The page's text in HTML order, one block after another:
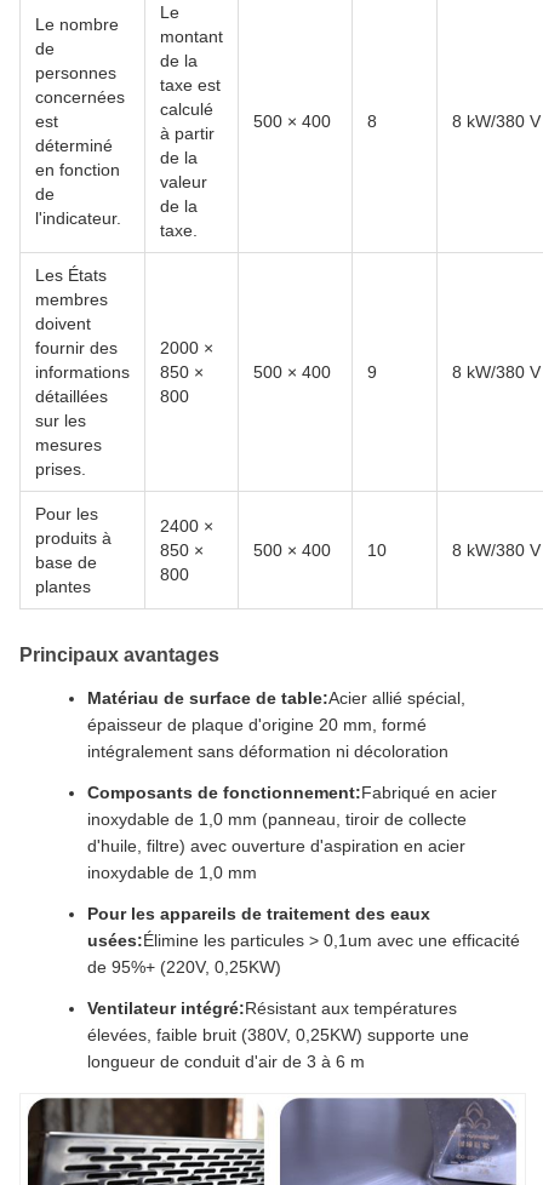
Le nombre
de
personnes
concernées
est
déterminé
en fonction
de
l'indicateur.
Le
montant
de la
taxe est
calculé
à partir
de la
valeur
de la
taxe.
500 × 400 8 8 kW/380 V
Les États
membres
doivent
fournir des
informations
détaillées
sur les
mesures
prises.
2000 ×
850 ×
800
500 × 400 9 8 kW/380 V
Pour les
produits à
base de
plantes
2400 ×
850 ×
800
500 × 400 10 8 kW/380 V
Principaux avantages
Matériau de surface de table:Acier allié spécial,
épaisseur de plaque d'origine 20 mm, formé
intégralement sans déformation ni décoloration
Composants de fonctionnement:Fabriqué en acier
inoxydable de 1,0 mm (panneau, tiroir de collecte
d'huile, filtre) avec ouverture d'aspiration en acier
inoxydable de 1,0 mm
Pour les appareils de traitement des eaux
usées:Élimine les particules > 0,1um avec une efficacité
de 95%+ (220V, 0,25KW)
Ventilateur intégré:Résistant aux températures
élevées, faible bruit (380V, 0,25KW) supporte une
longueur de conduit d'air de 3 à 6 m